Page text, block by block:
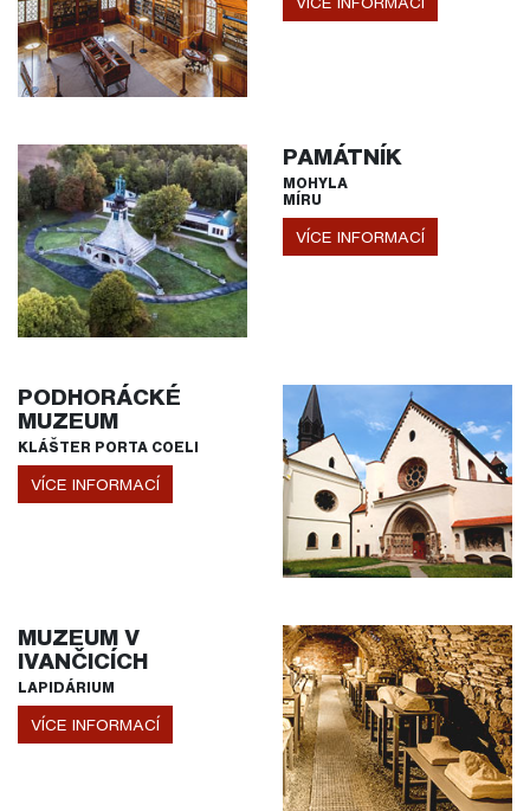
PAMÁTNÍK
MOHYLA
MÍRU
VÍCE INFORMACÍ
PODHORÁCKÉ
MUZEUM
KLÁŠTER PORTA COELI
VÍCE INFORMACÍ
MUZEUM V
IVANČICÍCH
LAPIDÁRIUM
VÍCE INFORMACÍ